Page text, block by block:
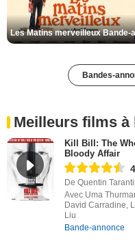
Bandes-
Meilleurs films à
Kill Bill: The
Bloody Affair
De Quentin
Avec Uma
David Carradine,
Liu
Bande-annonce